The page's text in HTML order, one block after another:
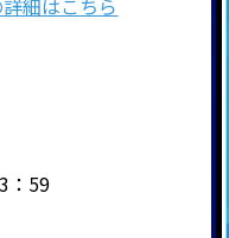
細はこちら
59